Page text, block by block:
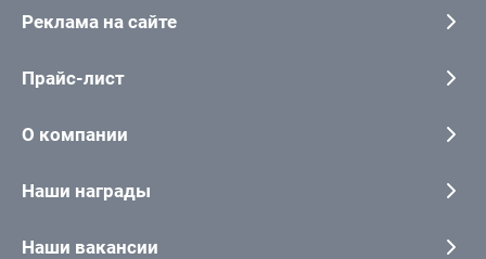
Реклама на сайте
Прайс-лист
О компании
Наши награды
Наши вакансии